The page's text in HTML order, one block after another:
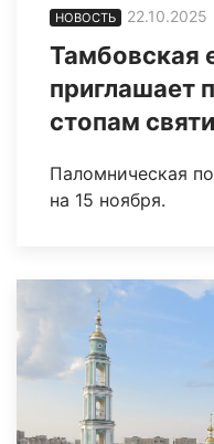
НОВОСТЬ 22.10.2025
Тамбовская
приглашает
стопам
Паломническая
на 15 ноября.